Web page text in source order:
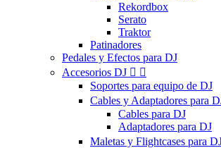
Rekordbox
Serato
Traktor
Patinadores
Pedales y Efectos para DJ
Accesorios DJ  
Soportes para equipo de DJ
Cables y Adaptadores para
Cables para DJ
Adaptadores para DJ
Maletas y Flightcases para